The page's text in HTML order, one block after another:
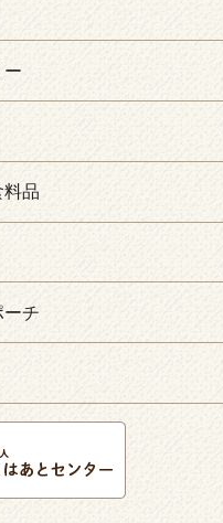
ー
料品
ーチ